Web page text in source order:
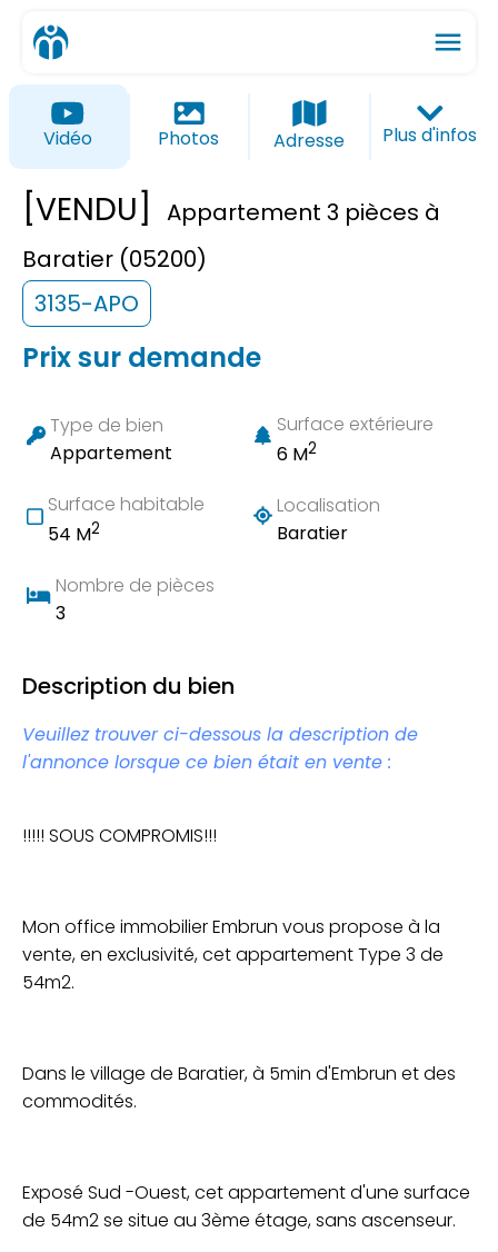
menu
ios_share
Vidéo Photos Adresse Plus d'infos
[VENDU]
Appartement 3 pièces à
Baratier (05200)
3135-APO
Prix sur demande
Type de bien
Appartement
Surface extérieure
6 M2
Surface habitable
54 M2
Localisation
Baratier
Nombre de pièces
3
Description du bien
Veuillez trouver ci-dessous la description de
l'annonce lorsque ce bien était en vente :
!!!!! SOUS COMPROMIS!!!
Mon office immobilier Embrun vous propose à la
vente, en exclusivité, cet appartement Type 3 de
54m2.
Dans le village de Baratier, à 5min d'Embrun et des
commodités.
Exposé Sud -Ouest, cet appartement d'une surface
de 54m2 se situe au 3ème étage, sans ascenseur.